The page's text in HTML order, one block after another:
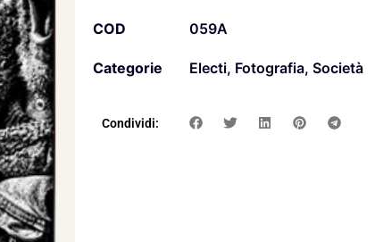
COD 059A
Categorie Electi, Fotografia, Società
Condividi: